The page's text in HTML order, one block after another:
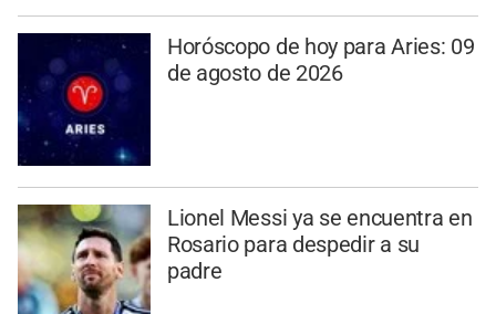
Horóscopo de hoy para Aries: 09
de agosto de 2026
Lionel Messi ya se encuentra en
Rosario para despedir a su
padre